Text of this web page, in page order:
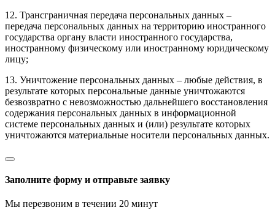
12. Трансграничная передача персональных данных –
передача персональных данных на территорию иностранного
государства органу власти иностранного государства,
иностранному физическому или иностранному юридическому
лицу;
13. Уничтожение персональных данных – любые действия, в
результате которых персональные данные уничтожаются
безвозвратно с невозможностью дальнейшего восстановления
содержания персональных данных в информационной
системе персональных данных и (или) результате которых
уничтожаются материальные носители персональных данных.
Заполните форму и отправьте заявку
Мы перезвоним в течении 20 минут